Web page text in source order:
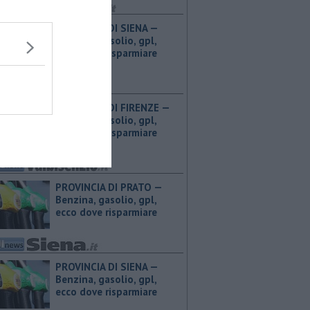
PROVINCIA DI SIENA — ​
Benzina, gasolio, gpl,
ecco dove risparmiare
PROVINCIA DI FIRENZE — ​
Benzina, gasolio, gpl,
ecco dove risparmiare
PROVINCIA DI PRATO — ​
Benzina, gasolio, gpl,
ecco dove risparmiare
PROVINCIA DI SIENA — ​
Benzina, gasolio, gpl,
ecco dove risparmiare